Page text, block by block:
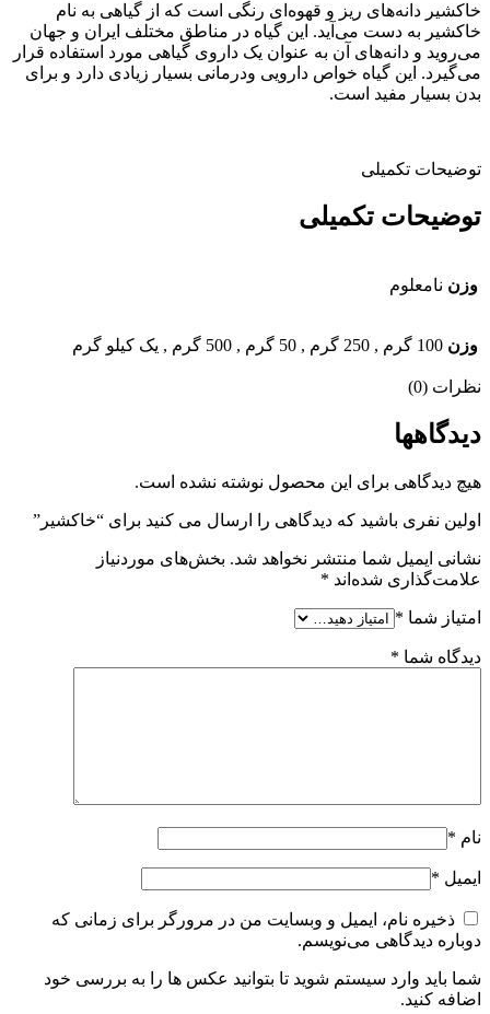
خاکشیر دانه‌های ریز و قهوه‌ای رنگی است که از گیاهی به نام
خاکشیر به دست می‌آید. این گیاه در مناطق مختلف ایران و جهان
می‌روید و دانه‌های آن به عنوان یک داروی گیاهی مورد استفاده قرار
می‌گیرد. این گیاه خواص دارویی ودرمانی بسیار زیادی دارد و برای
بدن بسیار مفید است.
توضیحات تکمیلی
توضیحات تکمیلی
وزن نامعلوم
وزن 100 گرم , 250 گرم , 50 گرم , 500 گرم , یک کیلو گرم
نظرات (0)
دیدگاهها
هیچ دیدگاهی برای این محصول نوشته نشده است.
اولین نفری باشید که دیدگاهی را ارسال می کنید برای “خاکشیر”
نشانی ایمیل شما منتشر نخواهد شد. بخش‌های موردنیاز
علامت‌گذاری شده‌اند *
امتیاز شما *
دیدگاه شما *
نام *
ایمیل *
ذخیره نام، ایمیل و وبسایت من در مرورگر برای زمانی که
دوباره دیدگاهی می‌نویسم.
شما باید وارد سیستم شوید تا بتوانید عکس ها را به بررسی خود
اضافه کنید.